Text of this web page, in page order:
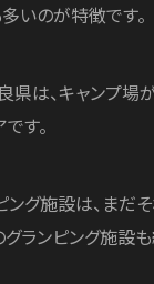
いのが特徴です。
は、キャンプ場
す。
グ施設は、まだ
ランピング施設